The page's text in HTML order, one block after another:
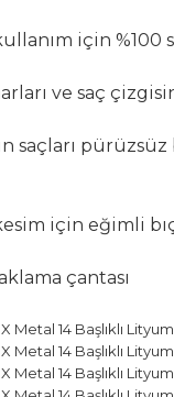
için %100
ve saç
saçları
için eğimli
çantası